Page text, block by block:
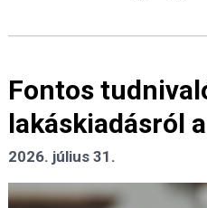
Fontos
lakáskiadásról
2026. július 31.